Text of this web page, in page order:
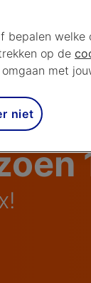
bepalen
op de
met
niet